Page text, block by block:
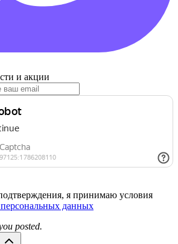
и акции
я принимаю условия
данных
posted.